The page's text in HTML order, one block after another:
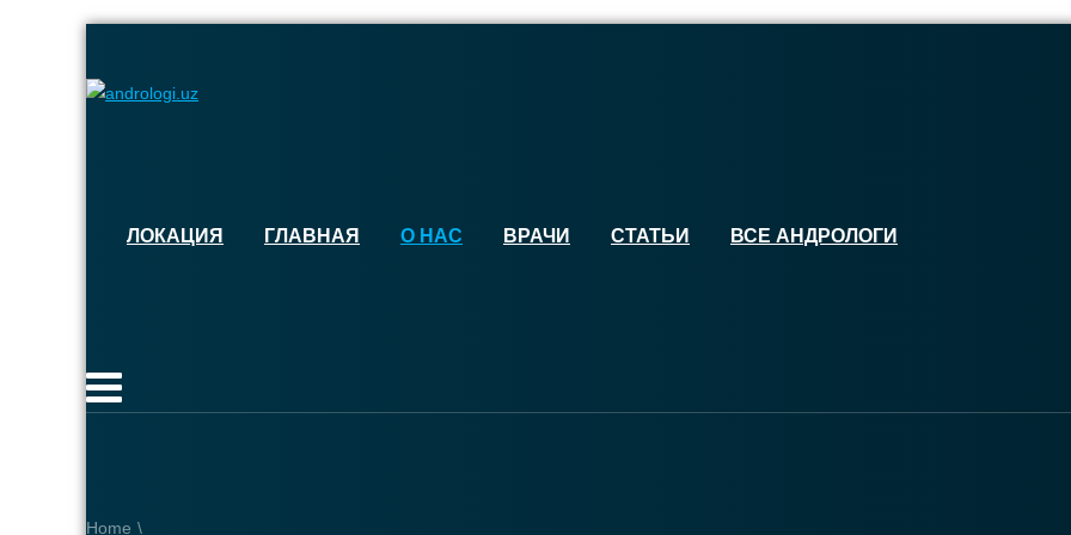
ЛОКАЦИЯ ГЛАВНАЯ О НАС ВРАЧИ СТАТЬИ ВСЕ АНДРОЛОГИ
Home \